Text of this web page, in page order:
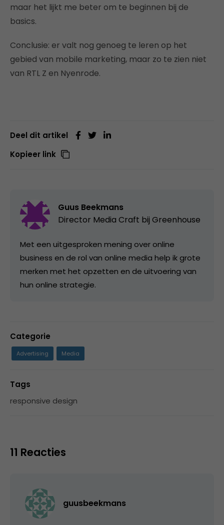
maar het lijkt me beter om te beginnen bij de
basics.
Conclusie: er valt nog genoeg te leren op het
gebied van mobile marketing, maar zo te zien niet
van RTL Z en Nyenrode.
Deel dit artikel
Kopieer link
Guus Beekmans
Director Media Craft bij Greenhouse
Met een uitgesproken mening over online
business en de rol van online media help ik grote
merken met het opzetten en de uitvoering van
hun online strategie.
Categorie
Advertising Media
Tags
responsive design
11 Reacties
guusbeekmans